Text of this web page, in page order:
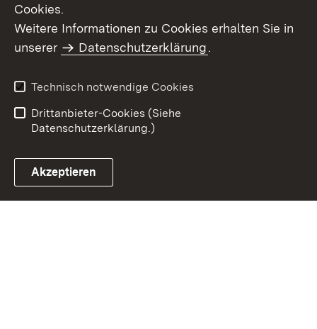
Benutzungshinweise
Erklärung zur
Cookies.
Weitere Informationen zu Cookies erhalten Sie in
unserer
Datenschutzerklärung.
Technisch notwendige Cookies
Drittanbieter-Cookies (Siehe
Datenschutzerklärung.)
Akzeptieren